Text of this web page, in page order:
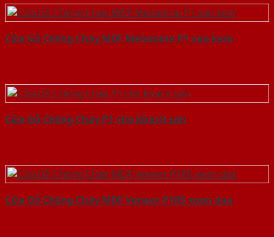
Cửa Gỗ Chống Cháy MDF Melamine P1 van kem
Cửa Gỗ Chống Cháy P1 cho khach san
Cửa Gỗ Chống Cháy MDF Veneer P1R5 xoan dao